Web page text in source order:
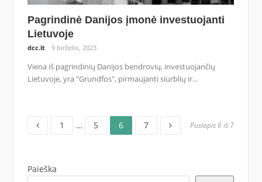
Pagrindinė Danijos įmonė investuojanti
Lietuvoje
dcc.lt 9 birželio, 2023
Viena iš pagrindinių Danijos bendrovių, investuojančių
Lietuvoje, yra "Grundfos", pirmaujanti siurblių ir...
ĮrašųPuslapis
1 … Puslapis
5 Puslapis
6 Puslapis
7 Puslapis 6 iš 7
Paieška